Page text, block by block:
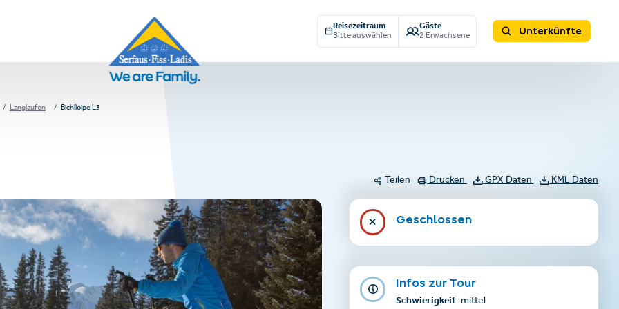
Reisezeitraum
Bitte auswählen
Gäste
2 Erwachsene
Unterkünfte
Langlaufen Bichlloipe L3
Teilen Drucken GPX Daten KML Daten
Geschlossen
Infos zur Tour
Schwierigkeit: mittel